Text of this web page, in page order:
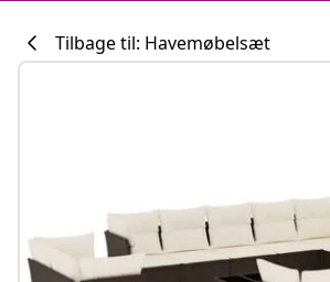
#sharemevidaxl
Tilbage til: Havemøbelsæt